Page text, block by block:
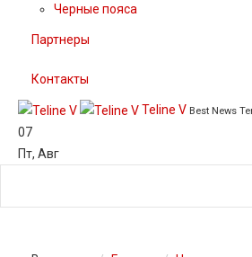
Черные пояса
Партнеры
Контакты
Teline V Best News
07
Пт, Авг